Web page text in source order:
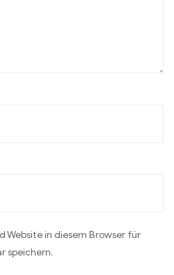
Website in diesem Browser für
speichern.